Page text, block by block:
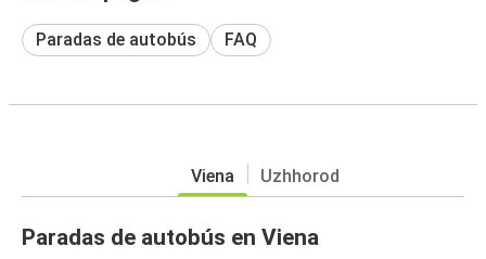
Paradas de autobús FAQ
Viena Uzhhorod
Paradas de autobús en Viena